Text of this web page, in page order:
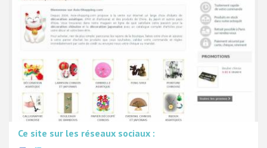
Ce site sur les réseaux sociaux :